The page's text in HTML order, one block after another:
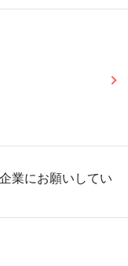
業にお願いしてい